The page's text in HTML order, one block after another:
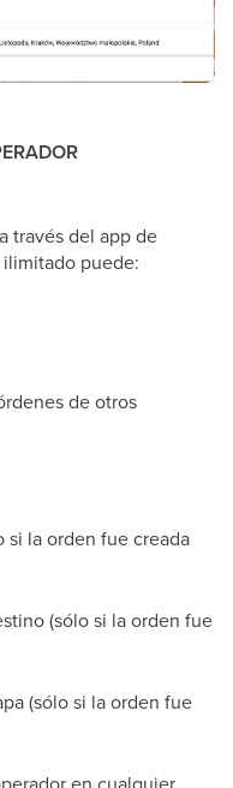
través del app de
puede:
de otros
la orden fue creada
(sólo si la orden fue
(sólo si la orden fue